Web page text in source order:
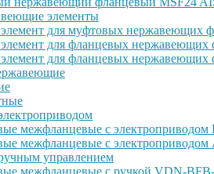
элементы
для муфтовых нержавеющих
для фланцевых нержавеющих
для фланцевых нержавеющих
межфланцевые с
межфланцевые с
управлением
межфланцевые с ручкой VDN-